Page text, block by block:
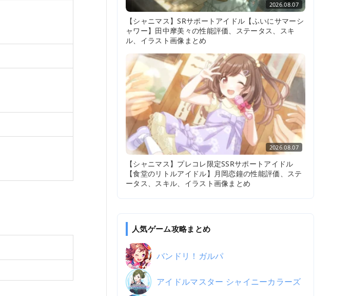
2026.08.07
【シャニマス】SRサポートアイドル【ふいにサマーシ
ャワー】田中摩美々の性能評価、ステータス、スキ
ル、イラスト画像まとめ
2026.08.07
【シャニマス】プレコレ限定SSRサポートアイドル
【食堂のリトルアイドル】月岡恋鐘の性能評価、ステ
ータス、スキル、イラスト画像まとめ
人気ゲーム攻略まとめ
バンドリ！ガルパ
アイドルマスター シャイニーカラーズ